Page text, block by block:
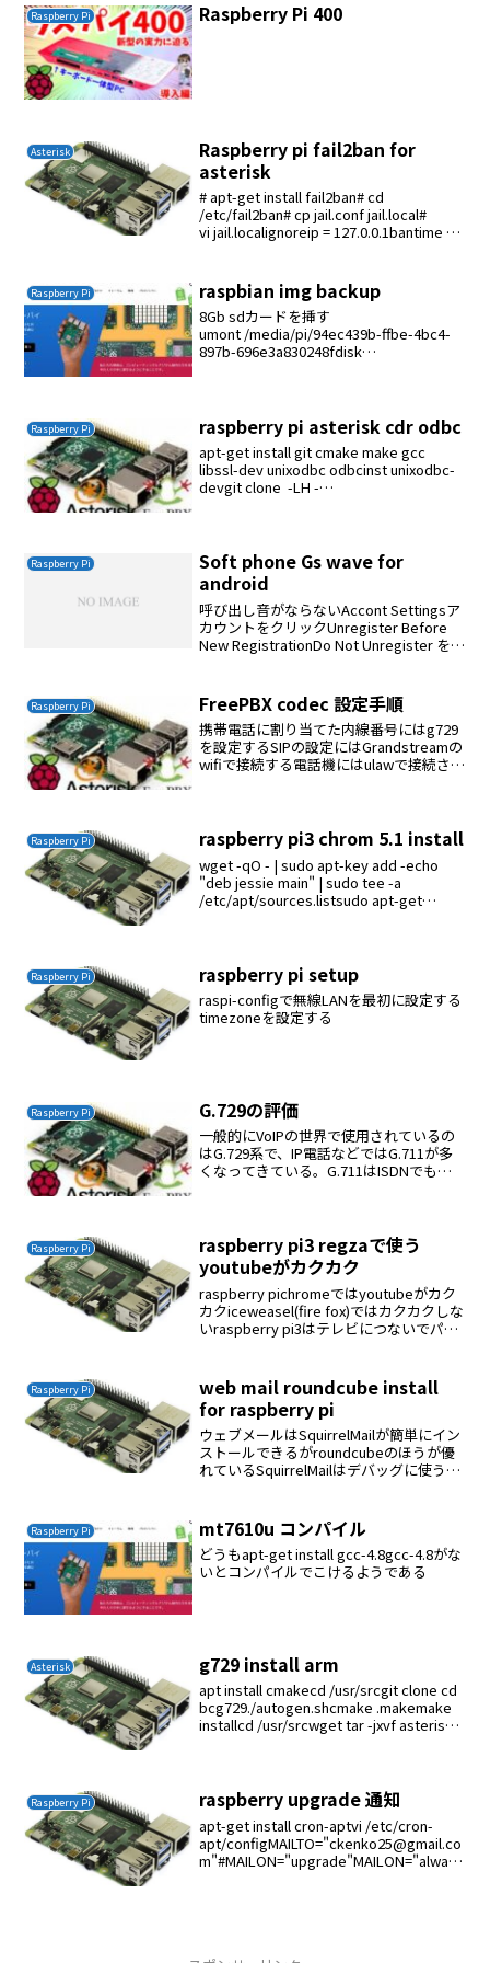
分をコメントして再起動した正常に起...
Raspberry Pi Raspberry Pi 400
Asterisk
Raspberry pi fail2ban for
asterisk
# apt-get install fail2ban# cd
/etc/fail2ban# cp jail.conf jail.local#
vi jail.localignoreip = 127.0.0.1bantime =
Raspberry Pi raspbian img backup
8Gb sdカードを挿す
umont /media/pi/94ec439b-ffbe-4bc4-
897b-696e3a830248fdisk
Raspberry Pi raspberry pi asterisk cdr odbc
apt-get install git cmake make gcc
libssl-dev unixodbc odbcinst unixodbc-
devgit clone -LH -
Raspberry Pi
Soft phone Gs wave for
android
呼び出し音がならないAccont Settingsア
カウントをクリックUnregister Before
New RegistrationDo Not Unregister を選
Raspberry Pi FreePBX codec 設定手順
携帯電話に割り当てた内線番号にはg729
を設定するSIPの設定にはGrandstreamの
wifiで接続する電話機にはulawで接続させ
Raspberry Pi raspberry pi3 chrom 5.1 install
wget -qO - | sudo apt-key add -echo
"deb jessie main" | sudo tee -a
/etc/apt/sources.listsudo apt-get
Raspberry Pi raspberry pi setup
raspi-configで無線LANを最初に設定する
timezoneを設定する
Raspberry Pi G.729の評価
一般的にVoIPの世界で使用されているの
はG.729系で、IP電話などではG.711が多
くなってきている。G.711はISDNでも使
Raspberry Pi
raspberry pi3 regzaで使う
youtubeがカクカク
raspberry pichromeではyoutubeがカク
カクiceweasel(fire fox)ではカクカクしな
いraspberry pi3はテレビにつないでパソ
Raspberry Pi
web mail roundcube install
for raspberry pi
ウェブメールはSquirrelMailが簡単にイン
ストールできるがroundcubeのほうが優
れているSquirrelMailはデバッグに使うの
Raspberry Pi mt7610u コンパイル
どうもapt-get install gcc-4.8gcc-4.8がな
いとコンパイルでこけるようである
Asterisk g729 install arm
apt install cmakecd /usr/srcgit clone cd
bcg729./autogen.shcmake .makemake
installcd /usr/srcwget tar -jxvf asterisk-
Raspberry Pi raspberry upgrade 通知
apt-get install cron-aptvi /etc/cron-
apt/configMAILTO="ckenko25@gmail.co
m"#MAILON="upgrade"MAILON="always